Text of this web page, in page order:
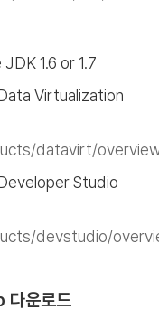
1.6 or 1.7
Virtualization
datavirt/
Studio
devstudio/
운로드